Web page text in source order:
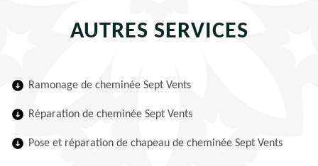
AUTRES SERVICES
Ramonage de cheminée Sept Vents
Réparation de cheminée Sept Vents
Pose et réparation de chapeau de cheminée Sept Vents